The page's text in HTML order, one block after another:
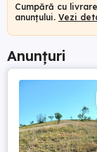
Cumpără cu
anunțului. Vezi
Anunțuri